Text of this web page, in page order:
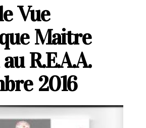
Vue
Maitre
R.E.A.A.
2016